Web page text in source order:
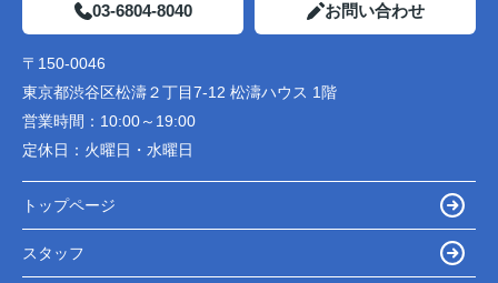
03-6804-8040 お問い合わせ
〒150-0046
東京都渋谷区松濤２丁目7-12 松濤ハウス 1階
営業時間： 10:00～19:00
定休日： 火曜日・水曜日
トップページ
スタッフ